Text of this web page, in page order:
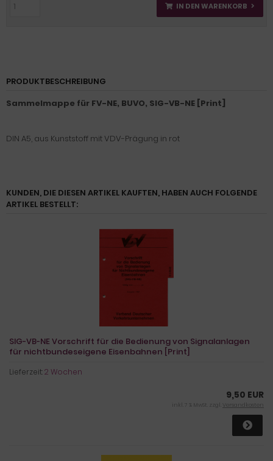
IN DEN WARENKORB
PRODUKTBESCHREIBUNG
Sammelmappe für FV-NE, BUVO, SIG-VB-NE [Print]
DIN A5, aus Kunststoff mit VDV-Prägung in rot
KUNDEN, DIE DIESEN ARTIKEL KAUFTEN, HABEN AUCH FOLGENDE
ARTIKEL BESTELLT:
SIG-VB-NE Vorschrift für die Bedienung von Signalanlagen
für nichtbundeseigene Eisenbahnen [Print]
Lieferzeit:2 Wochen
9,50 EUR
inkl. 7 % MwSt. zzgl. Versandkosten